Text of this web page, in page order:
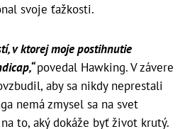
svoje ťažkosti.
v ktorej moje postihnutie
povedal Hawking. V závere
aby sa nikdy neprestali
nemá zmysel sa na svet
to, aký dokáže byť život krutý.